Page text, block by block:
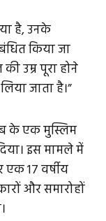
है, उनके
किया जा
उम्र पूरा होने
जाता है।”
के एक मुस्लिम
इस मामले में
17 वर्षीय
और समारोहों